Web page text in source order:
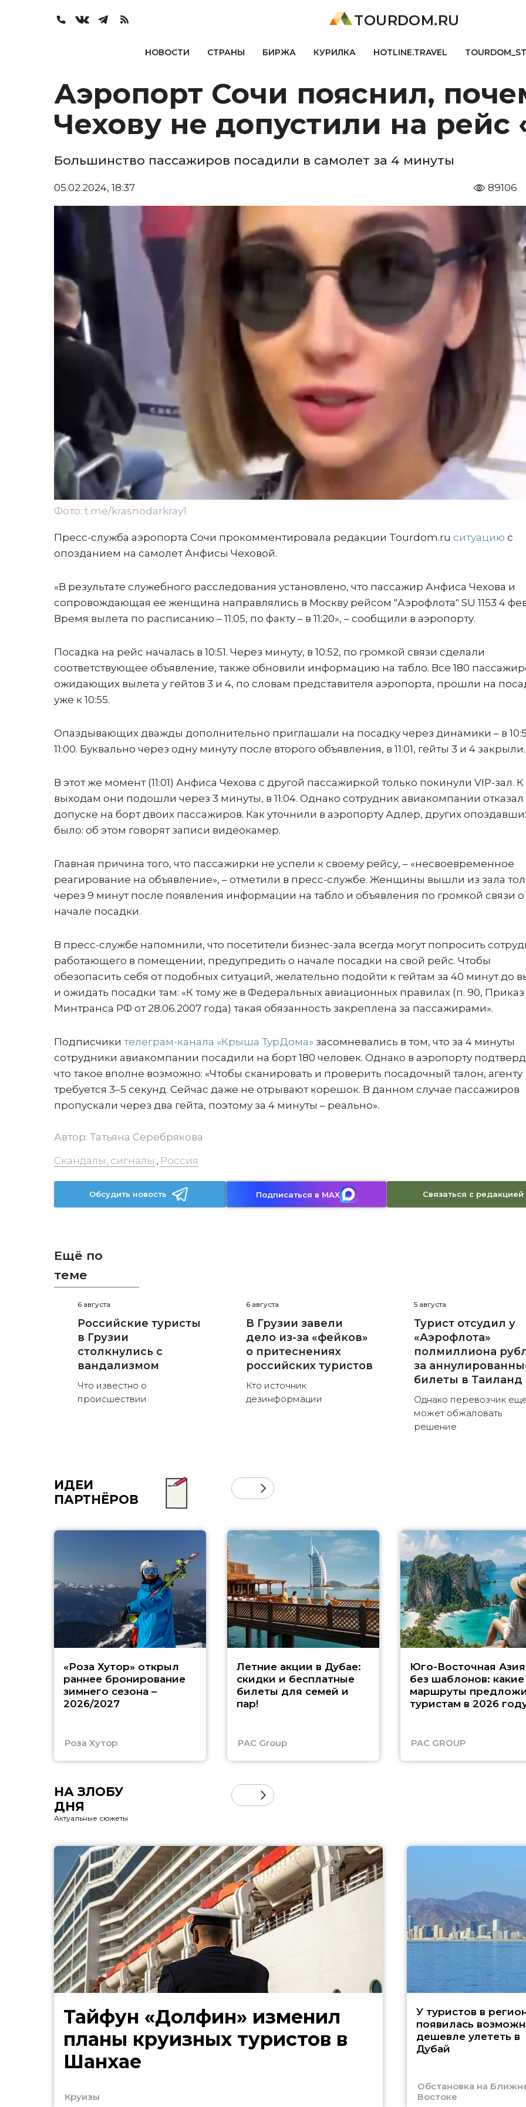
TOURDOM.RU
НОВОСТИ СТРАНЫ БИРЖА КУРИЛКА HOTLINE.TRAVEL
Аэропорт Сочи пояснил,
Чехову не допустили на рейс
Большинство пассажиров посадили в самолет за 4 минуты
05.02.2024, 18:37 89106
Фото: t.me/krasnodarkray1
Пресс-служба аэропорта Сочи прокомментировала редакции Tourdom.ru ситуацию с
опозданием на самолет Анфисы Чеховой.
«В результате служебного расследования установлено, что пассажир Анфиса Чехова и
сопровождающая ее женщина направлялись в Москву рейсом "Аэрофлота" SU 1153 4
Время вылета по расписанию – 11:05, по факту – в 11:20», – сообщили в аэропорту.
Посадка на рейс началась в 10:51. Через минуту, в 10:52, по громкой связи сделали
соответствующее объявление, также обновили информацию на табло. Все 180
ожидающих вылета у гейтов 3 и 4, по словам представителя аэропорта, прошли на
уже к 10:55.
Опаздывающих дважды дополнительно приглашали на посадку через динамики – в
11:00. Буквально через одну минуту после второго объявления, в 11:01, гейты 3 и 4 закрыли.
В этот же момент (11:01) Анфиса Чехова с другой пассажиркой только покинули VIP-зал. К
выходам они подошли через 3 минуты, в 11:04. Однако сотрудник авиакомпании отказал
допуске на борт двоих пассажиров. Как уточнили в аэропорту Адлер, других
было: об этом говорят записи видеокамер.
Главная причина того, что пассажирки не успели к своему рейсу, – «несвоевременное
реагирование на объявление», – отметили в пресс-службе. Женщины вышли из зала
через 9 минут после появления информации на табло и объявления по громкой связи о
начале посадки.
В пресс-службе напомнили, что посетители бизнес-зала всегда могут попросить
работающего в помещении, предупредить о начале посадки на свой рейс. Чтобы
обезопасить себя от подобных ситуаций, желательно подойти к гейтам за 40 минут до
и ожидать посадки там: «К тому же в Федеральных авиационных правилах (п. 90,
Минтранса РФ от 28.06.2007 года) такая обязанность закреплена за пассажирами».
Подписчики телеграм-канала «Крыша ТурДома» засомневались в том, что за 4 минуты
сотрудники авиакомпании посадили на борт 180 человек. Однако в аэропорту
что такое вполне возможно: «Чтобы сканировать и проверить посадочный талон, агенту
требуется 3–5 секунд. Сейчас даже не отрывают корешок. В данном случае пассажиров
пропускали через два гейта, поэтому за 4 минуты – реально».
Автор: Татьяна Серебрякова
Скандалы, сигналы , Россия
Обсудить новость Подписаться в MAX Связаться с редакцией
Ещё по
теме
6 августа
Российские туристы
в Грузии
столкнулись с
вандализмом
Что известно о
происшествии
6 августа
В Грузии завели
дело из-за «фейков»
о притеснениях
российских туристов
Кто источник
дезинформации
5 августа
Турист отсудил у
«Аэрофлота»
полмиллиона
за
билеты в Таиланд
Однако перевозчик
может обжаловать
решение
ИДЕИ
ПАРТНЁРОВ
«Роза Хутор» открыл
раннее бронирование
зимнего сезона –
2026/2027
Роза Хутор
Летние акции в Дубае:
скидки и бесплатные
билеты для семей и
пар!
PAC Group
Юго-Восточная Азия
без шаблонов: какие
маршруты
туристам в 2026
PAC GROUP
НА ЗЛОБУ
ДНЯ
Актуальные сюжеты
Тайфун «Долфин» изменил
планы круизных туристов в
Шанхае
Круизы
У туристов в
появилась
дешевле улететь в
Дубай
Обстановка на
Востоке